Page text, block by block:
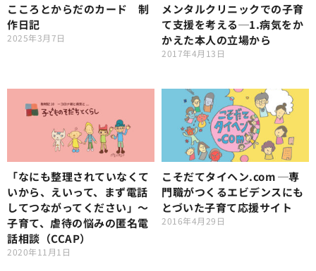
こころとからだのカード 制
作日記
2025年3月7日
メンタルクリニックでの子育
て支援を考える─1.病気をか
かえた本人の立場から
2017年4月13日
「なにも整理されていなくて
いから、えいって、まず電話
してつながってください」〜
子育て、虐待の悩みの匿名電
話相談（CCAP）
2020年11月1日
こそだてタイヘン.com ─専
門職がつくるエビデンスにも
とづいた子育て応援サイト
2016年4月29日